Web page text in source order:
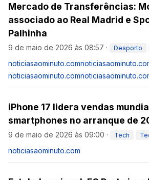
Mercado de Transferências:
associado ao Real Madrid e
Palhinha
9 de maio de 2026 às 08:57 · Desporto
noticiasaominuto.com
noticiasaominuto.com
iPhone 17 lidera vendas
smartphones no arranque de
9 de maio de 2026 às 09:00 · Tech
noticiasaominuto.com